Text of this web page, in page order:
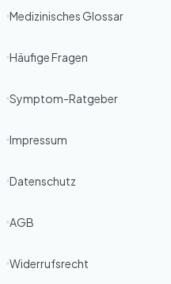
Medizinisches Glossar
Häufige Fragen
Symptom-Ratgeber
Impressum
Datenschutz
AGB
Widerrufsrecht